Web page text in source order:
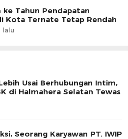
ke Tahun Pendapatan
Kota Ternate Tetap Rendah
lalu
Usai Berhubungan Intim,
di Halmahera Selatan Tewas
Seorang Karyawan PT. IWIP